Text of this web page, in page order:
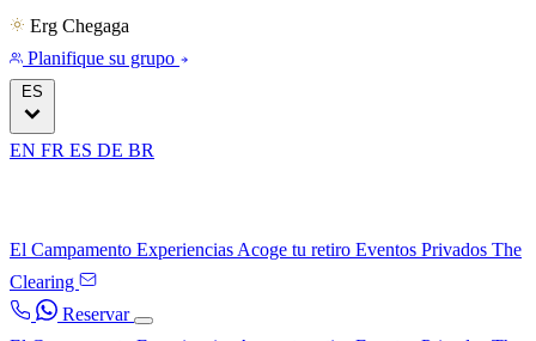
Erg Chegaga
Planifique su grupo
ES
EN FR ES DE BR
El Campamento Experiencias Acoge tu retiro Eventos Privados The
Clearing
Reservar